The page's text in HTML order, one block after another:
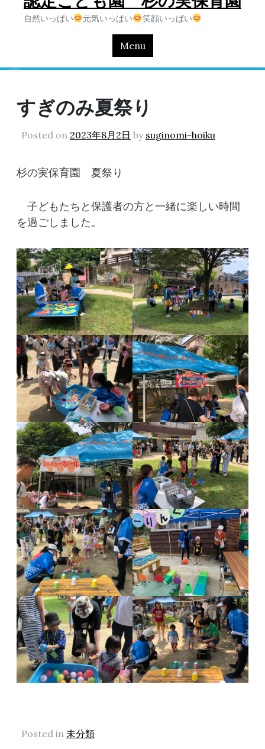
自然いっぱい 元気いっぱい 笑顔いっぱい
Menu
すぎのみ夏祭り
Posted on 2023年8月2日 by suginomi-hoiku
杉の実保育園 夏祭り
子どもたちと保護者の方と一緒に楽しい時間
を過ごしました。
Posted in 未分類